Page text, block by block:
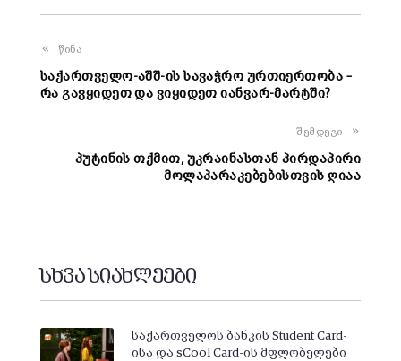
წინა
საქართველო-აშშ-ის სავაჭრო ურთიერთობა –
რა გავყიდეთ და ვიყიდეთ იანვარ-მარტში?
შემდეგი
პუტინის თქმით, უკრაინასთან პირდაპირი
მოლაპარაკებებისთვის ღიაა
სხვა სიახლეები
საქართველოს ბანკის Student Card-
ისა და sCool Card-ის მფლობელები